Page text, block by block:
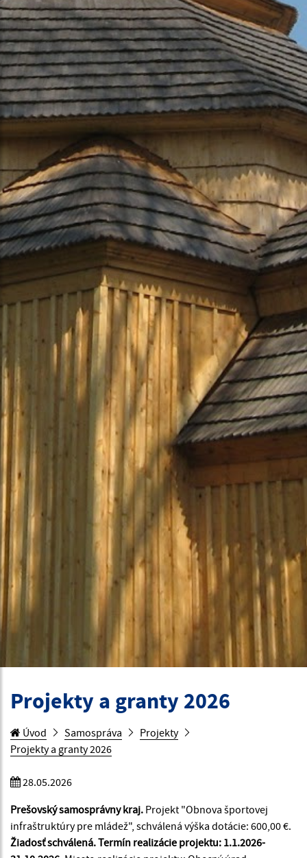
Projekty a granty 2026
Úvod Samospráva
Projekty
Projekty a granty 2026
28.05.2026
Prešovský samosprávny kraj. Projekt "Obnova športovej
infraštruktúry pre mládež", schválená výška dotácie: 600,00 €.
Žiadosť schválená. Termín realizácie projektu: 1.1.2026-